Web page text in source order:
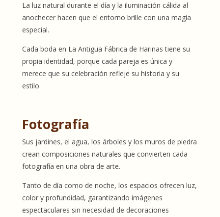
La luz natural durante el día y la iluminación cálida al
anochecer hacen que el entorno brille con una magia
especial.
Cada boda en La Antigua Fábrica de Harinas tiene su
propia identidad, porque cada pareja es única y
merece que su celebración refleje su historia y su
estilo.
Fotografía
Sus jardines, el agua, los árboles y los muros de piedra
crean composiciones naturales que convierten cada
fotografía en una obra de arte.
Tanto de día como de noche, los espacios ofrecen luz,
color y profundidad, garantizando imágenes
espectaculares sin necesidad de decoraciones